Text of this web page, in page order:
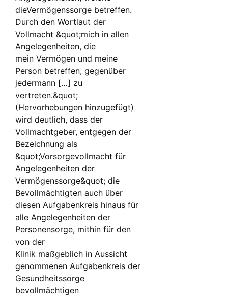
dieVermögenssorge betreffen.
Durch den Wortlaut der
Vollmacht &quot;mich in allen
Angelegenheiten, die
mein Vermögen und meine
Person betreffen, gegenüber
jedermann […] zu
vertreten.&quot;
(Hervorhebungen hinzugefügt)
wird deutlich, dass der
Vollmachtgeber, entgegen der
Bezeichnung als
&quot;Vorsorgevollmacht für
Angelegenheiten der
Vermögenssorge&quot; die
Bevollmächtigten auch über
diesen Aufgabenkreis hinaus für
alle Angelegenheiten der
Personensorge, mithin für den
von der
Klinik maßgeblich in Aussicht
genommenen Aufgabenkreis der
Gesundheitssorge
bevollmächtigen